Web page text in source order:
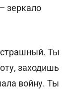
зеркало
Ты
заходишь
войну. Ты